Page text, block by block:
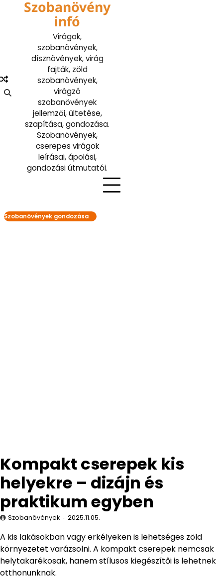
Szobanövény
infó
Virágok,
szobanövények,
dísznövények, virág
fajták, zöld
szobanövények,
virágzó
szobanövények
jellemzői, ültetése,
szapítása, gondozása.
Szobanövények,
cserepes virágok
leírásai, ápolási,
gondozási útmutatói.
Szobanövények gondozása
Kompakt cserepek kis
helyekre – dizájn és
praktikum egyben
Szobanövények 2025.11.05.
A kis lakásokban vagy erkélyeken is lehetséges zöld
környezetet varázsolni. A kompakt cserepek nemcsak
helytakarékosak, hanem stílusos kiegészítői is lehetnek
otthonunknak.